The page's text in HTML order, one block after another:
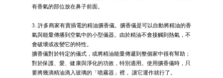
有香氣的部位放在鼻子前面。
3. 許多商家有賣插電的精油擴香儀。擴香儀是可以自動將精油的香
氣與能量傳播到空氣中的小型儀器。由於精油不會接觸到熱氣，不
會破壞或改變它的特性。
擴香儀對於特定的儀式，或將精油能量傳遞到整個家中很有幫助；
對於保護、愛、健康與淨化的功效，特別適用。使用擴香儀時，只
要將幾滴精油滴入玻璃的「噴霧器」裡， 讓它運作就行了。